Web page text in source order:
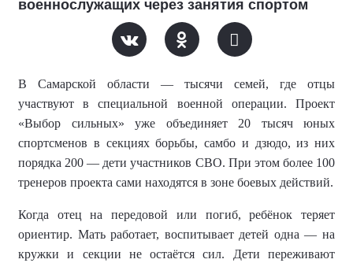
военнослужащих через занятия спортом
В Самарской области — тысячи семей, где отцы
участвуют в специальной военной операции. Проект
«Выбор сильных» уже объединяет 20 тысяч юных
спортсменов в секциях борьбы, самбо и дзюдо, из них
порядка 200 — дети участников СВО. При этом более 100
тренеров проекта сами находятся в зоне боевых действий.
Когда отец на передовой или погиб, ребёнок теряет
ориентир. Мать работает, воспитывает детей одна — на
кружки и секции не остаётся сил. Дети переживают